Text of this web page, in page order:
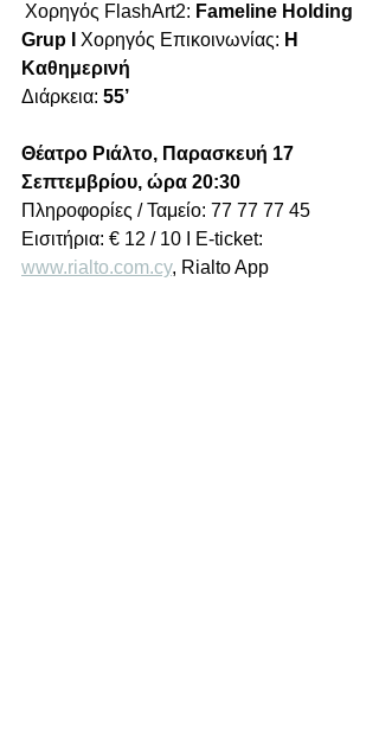
Χορηγός FlashArt2: Fameline Holding
Grup I Χορηγός Επικοινωνίας: Η
Καθημερινή
Διάρκεια: 55’
Θέατρο Ριάλτο, Παρασκευή 17
Σεπτεμβρίου, ώρα 20:30
Πληροφορίες / Ταμείο: 77 77 77 45
Εισιτήρια: € 12 / 10 Ι E-ticket:
www.rialto.com.cy